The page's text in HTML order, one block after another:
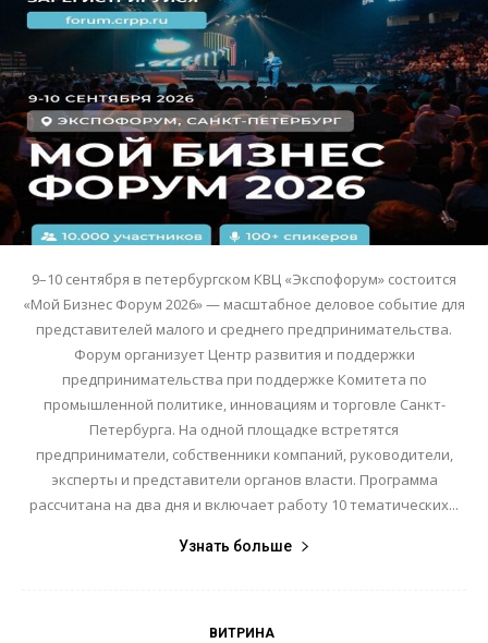
9–10 сентября в петербургском КВЦ «Экспофорум» состоится
«Мой Бизнес Форум 2026» — масштабное деловое событие для
представителей малого и среднего предпринимательства.
Форум организует Центр развития и поддержки
предпринимательства при поддержке Комитета по
промышленной политике, инновациям и торговле Санкт-
Петербурга. На одной площадке встретятся
предприниматели, собственники компаний, руководители,
эксперты и представители органов власти. Программа
рассчитана на два дня и включает работу 10 тематических...
Узнать больше
ВИТРИНА